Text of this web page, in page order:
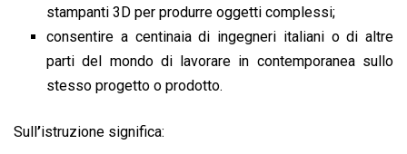
stampanti 3D per produrre oggetti complessi;
consentire a centinaia di ingegneri italiani o di altre
parti del mondo di lavorare in contemporanea sullo
stesso progetto o prodotto.
Sull ’istruzione significa: